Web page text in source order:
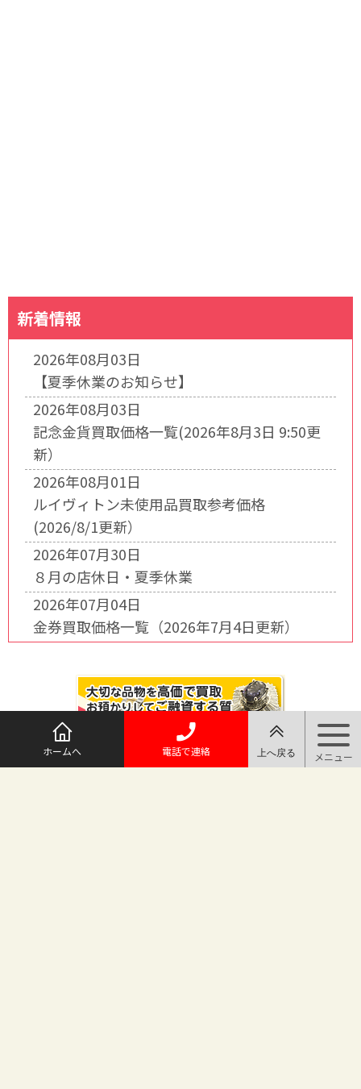
新着情報
2026年08月03日
【夏季休業のお知らせ】
2026年08月03日
記念金貨買取価格一覧(2026年8月3日 9:50更
新）
2026年08月01日
ルイヴィトン未使用品買取参考価格
(2026/8/1更新）
2026年07月30日
８月の店休日・夏季休業
2026年07月04日
金券買取価格一覧（2026年7月4日更新）
ホームへ 電話で連絡